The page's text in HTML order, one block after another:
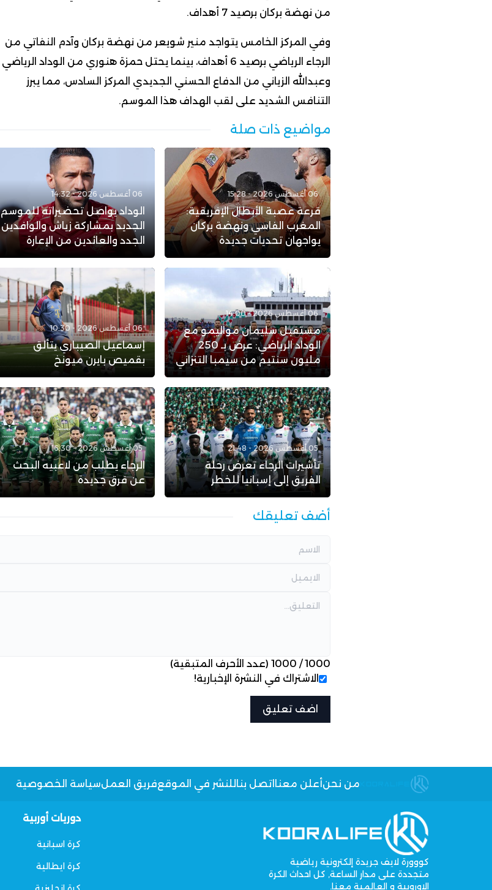
من نهضة بركان برصيد 7 أهداف.
وفي المركز الخامس يتواجد منير شويعر من نهضة بركان وآدم النفاتي من
الرجاء الرياضي برصيد 6 أهداف، بينما يحتل حمزة هنوري من الوداد الرياضي
وعبدالله الزياني من الدفاع الحسني الجديدي المركز السادس، مما يبرز
التنافس الشديد على لقب الهداف هذا الموسم.
مواضيع ذات صلة
06 أغسطس 2026 - 15:28
قرعة عصبة الأبطال الإفريقية:
المغرب الفاسي ونهضة بركان
يواجهان تحديات جديدة
06 أغسطس 2026 - 14:32
الوداد يواصل تحضيراته للموسم
الجديد بمشاركة زياش والوافدين
الجدد والعائدين من الإعارة
06 أغسطس 2026 - 14:00
مستقبل سليمان مواليمو مع
الوداد الرياضي: عرض بـ 250
مليون سنتيم من سيمبا التنزاني
06 أغسطس 2026 - 10:30
إسماعيل الصيباري يتألق
بقميص بايرن ميونخ
05 أغسطس 2026 - 21:48
تأشيرات الرجاء تعرض رحلة
الفريق إلى إسبانيا للخطر
05 أغسطس 2026 - 16:30
الرجاء يطلب من لاعبيه البحث
عن فرق جديدة
أضف تعليقك
1000
/
1000 (عدد الأحرف المتبقية)
الاشتراك في النشرة الإخبارية!
من نحنأعلن معنا اتصل بنا للنشر في الموقعفريق العملسياسة الخصوصية
كووورة لايف جريدة إلكترونية رياضية
متجددة على مدار الساعة, كل احداث الكرة
الاوروبية و العالمية معنا.
دوريات أوربية
كرة اسبانية
كرة ايطالية